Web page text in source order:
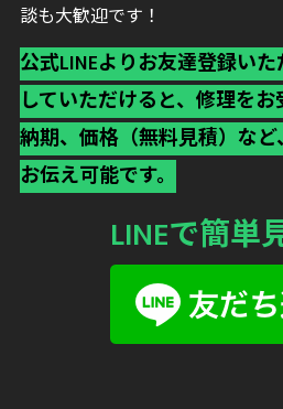
談も大歓迎です！
公式LINEよりお友達登録い
していただけると、修理を
納期、価格（無料見積）な
お伝え可能です。
LINEで簡単